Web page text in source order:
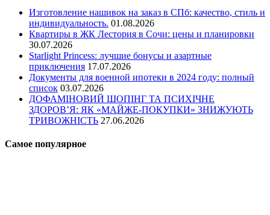
Изготовление нашивок на заказ в СПб: качество, стиль и
индивидуальность. 01.08.2026
Квартиры в ЖК Лестория в Сочи: цены и планировки
30.07.2026
Starlight Princess: лучшие бонусы и азартные
приключения 17.07.2026
Документы для военной ипотеки в 2024 году: полный
список 03.07.2026
ДОФАМІНОВИЙ ШОПІНГ ТА ПСИХІЧНЕ
ЗДОРОВ’Я: ЯК «МАЙЖЕ-ПОКУПКИ» ЗНИЖУЮТЬ
ТРИВОЖНІСТЬ 27.06.2026
Самое популярное